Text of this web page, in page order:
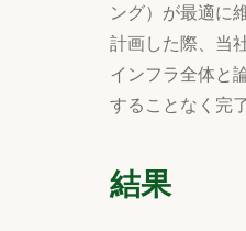
ング）が最適に
計画した際、当
インフラ全体と
することなく完
結果